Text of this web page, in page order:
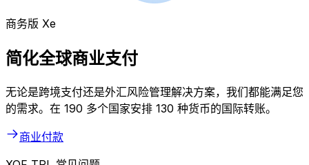
商务版 Xe
简化全球商业支付
无论是跨境支付还是外汇风险管理解决方案，我们都能满足您
的需求。在 190 多个国家安排 130 种货币的国际转账。
商业付款